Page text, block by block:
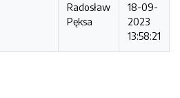
Radosław
Pęksa
18-09-
2023
13:58:21